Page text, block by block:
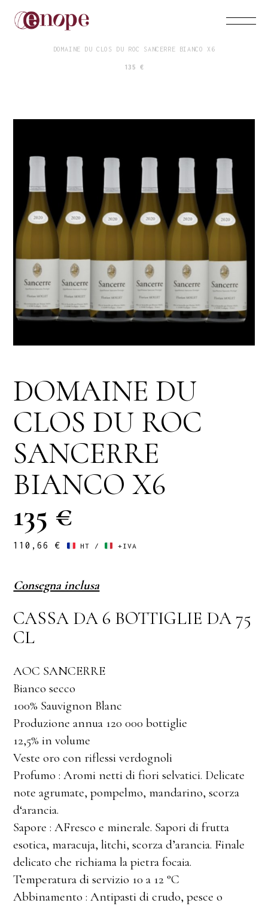
DOMAINE DU CLOS DU ROC SANCERRE BIANCO X6
135 €
DOMAINE DU
CLOS DU ROC
SANCERRE
BIANCO X6
135 €
110,66 € HT / +IVA
Consegna inclusa
CASSA DA 6 BOTTIGLIE DA 75
CL
AOC SANCERRE
Bianco secco
100% Sauvignon Blanc
Produzione annua 120 000 bottiglie
12,5% in volume
Veste oro con riflessi verdognoli
Profumo : Aromi netti di fiori selvatici. Delicate
note agrumate, pompelmo, mandarino, scorza
d‘arancia.
Sapore : AFresco e minerale. Sapori di frutta
esotica, maracuja, litchi, scorza d’arancia. Finale
delicato che richiama la pietra focaia.
Temperatura di servizio 10 a 12 °C
Abbinamento : Antipasti di crudo, pesce o